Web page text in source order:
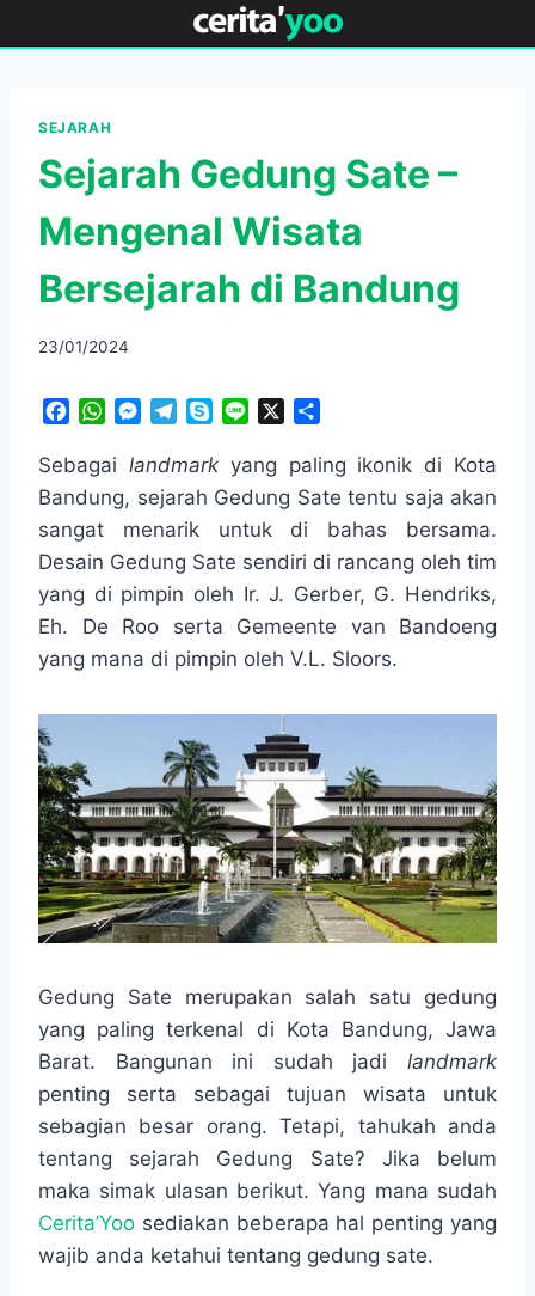
to
SEJARAH
Sejarah Gedung Sate –
Mengenal Wisata
Bersejarah di Bandung
23/01/2024
c
e
o
o
k
W
a
t
p
p
M
s
s
n
g
e
r
l
e
g
r
a
m
y
p
n
e
a
r
e
Sebagai landmarkyang paling ikonik di Kota
Bandung, sejarah Gedung Sate tentu saja akan
sangat menarik untuk di bahas bersama.
Desain Gedung Sate sendiri di rancang oleh tim
yang di pimpin oleh Ir. J. Gerber, G. Hendriks,
Eh. De Roo serta Gemeente van Bandoeng
yang mana di pimpin oleh V.L. Sloors.
Gedung Sate merupakan salah satu gedung
yang paling terkenal di Kota Bandung, Jawa
Barat. Bangunan ini sudah jadi landmark
penting serta sebagai tujuan wisata untuk
sebagian besar orang. Tetapi, tahukah anda
tentang sejarah Gedung Sate? Jika belum
maka simak ulasan berikut. Yang mana sudah
Cerita’Yoo sediakan beberapa hal penting yang
wajib anda ketahui tentang gedung sate.